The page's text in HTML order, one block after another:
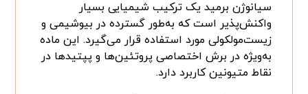
سیانوژن برمید یک ترکیب شیمیایی بسیار
واکنش‌پذیر است که به‌طور گسترده در بیوشیمی و
زیست‌مولکولی مورد استفاده قرار می‌گیرد. این ماده
به‌ویژه در برش اختصاصی پروتئین‌ها و پپتیدها در
نقاط متیونین کاربرد دارد.